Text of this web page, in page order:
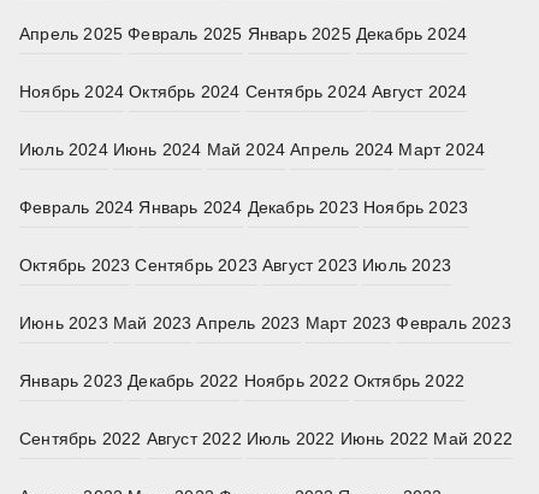
Апрель 2025 Февраль 2025 Январь 2025 Декабрь 2024
Ноябрь 2024 Октябрь 2024 Сентябрь 2024 Август 2024
Июль 2024 Июнь 2024 Май 2024 Апрель 2024 Март 2024
Февраль 2024 Январь 2024 Декабрь 2023 Ноябрь 2023
Октябрь 2023 Сентябрь 2023 Август 2023 Июль 2023
Июнь 2023 Май 2023 Апрель 2023 Март 2023 Февраль 2023
Январь 2023 Декабрь 2022 Ноябрь 2022 Октябрь 2022
Сентябрь 2022 Август 2022 Июль 2022 Июнь 2022 Май 2022